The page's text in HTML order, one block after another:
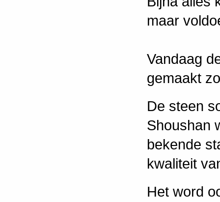
maar
Vandaag
gemaakt
De steen
Shoushan
bekende
kwaliteit
Het word